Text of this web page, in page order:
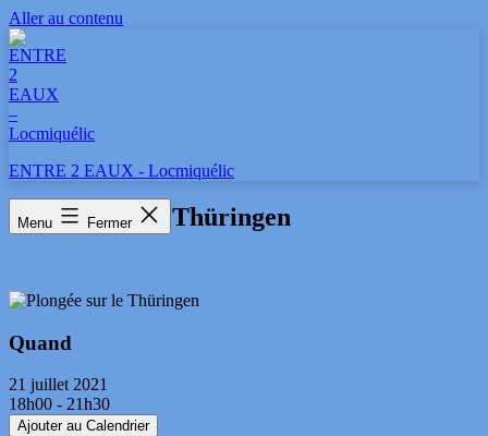
Aller au contenu
ENTRE 2 EAUX - Locmiquélic
Menu Fermer
Plongée sur le Thüringen
Quand
21 juillet 2021
18h00 - 21h30
Ajouter au Calendrier